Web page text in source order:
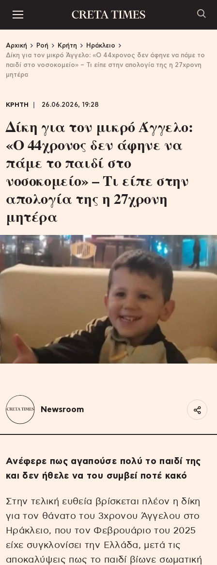
Αρχική Ροή Κρήτη
Ηράκλειο
Δίκη για τον μικρό Άγγελο: «Ο 44χρονος δεν άφηνε να πάμε το
παιδί στο νοσοκομείο» – Τι είπε στην απολογία της η 27χρονη
μητέρα
ΚΡΗΤΗ 26.06.2026, 19:28
Δίκη για τον μικρό Άγγελο:
«Ο 44χρονος δεν άφηνε να
πάμε το παιδί στο
νοσοκομείο» – Τι είπε στην
απολογία της η 27χρονη
μητέρα
Newsroom
Ανέφερε πως αγαπούσε πολύ το παιδί της
και δεν ήθελε να του συμβεί ποτέ κακό
Στην τελική ευθεία βρίσκεται πλέον η δίκη
για τον θάνατο του 3χρονου Άγγελου στο
Ηράκλειο, που τον Φεβρουάριο του 2025
είχε συγκλονίσει την Ελλάδα, μετά τις
αποκαλύψεις πως το παιδί βίωνε σωματική